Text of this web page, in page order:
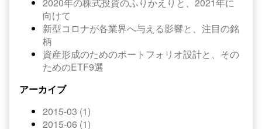
向けて
新型コロナが各業界へ与える影響と、注目の銘
柄
資産形成のためのポートフォリオ設計と、その
ためのETF9選
アーカイブ
2015-03 (1)
2015-06 (1)